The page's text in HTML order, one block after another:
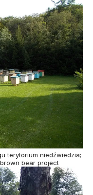
terytorium niedźwiedzia;
bear project